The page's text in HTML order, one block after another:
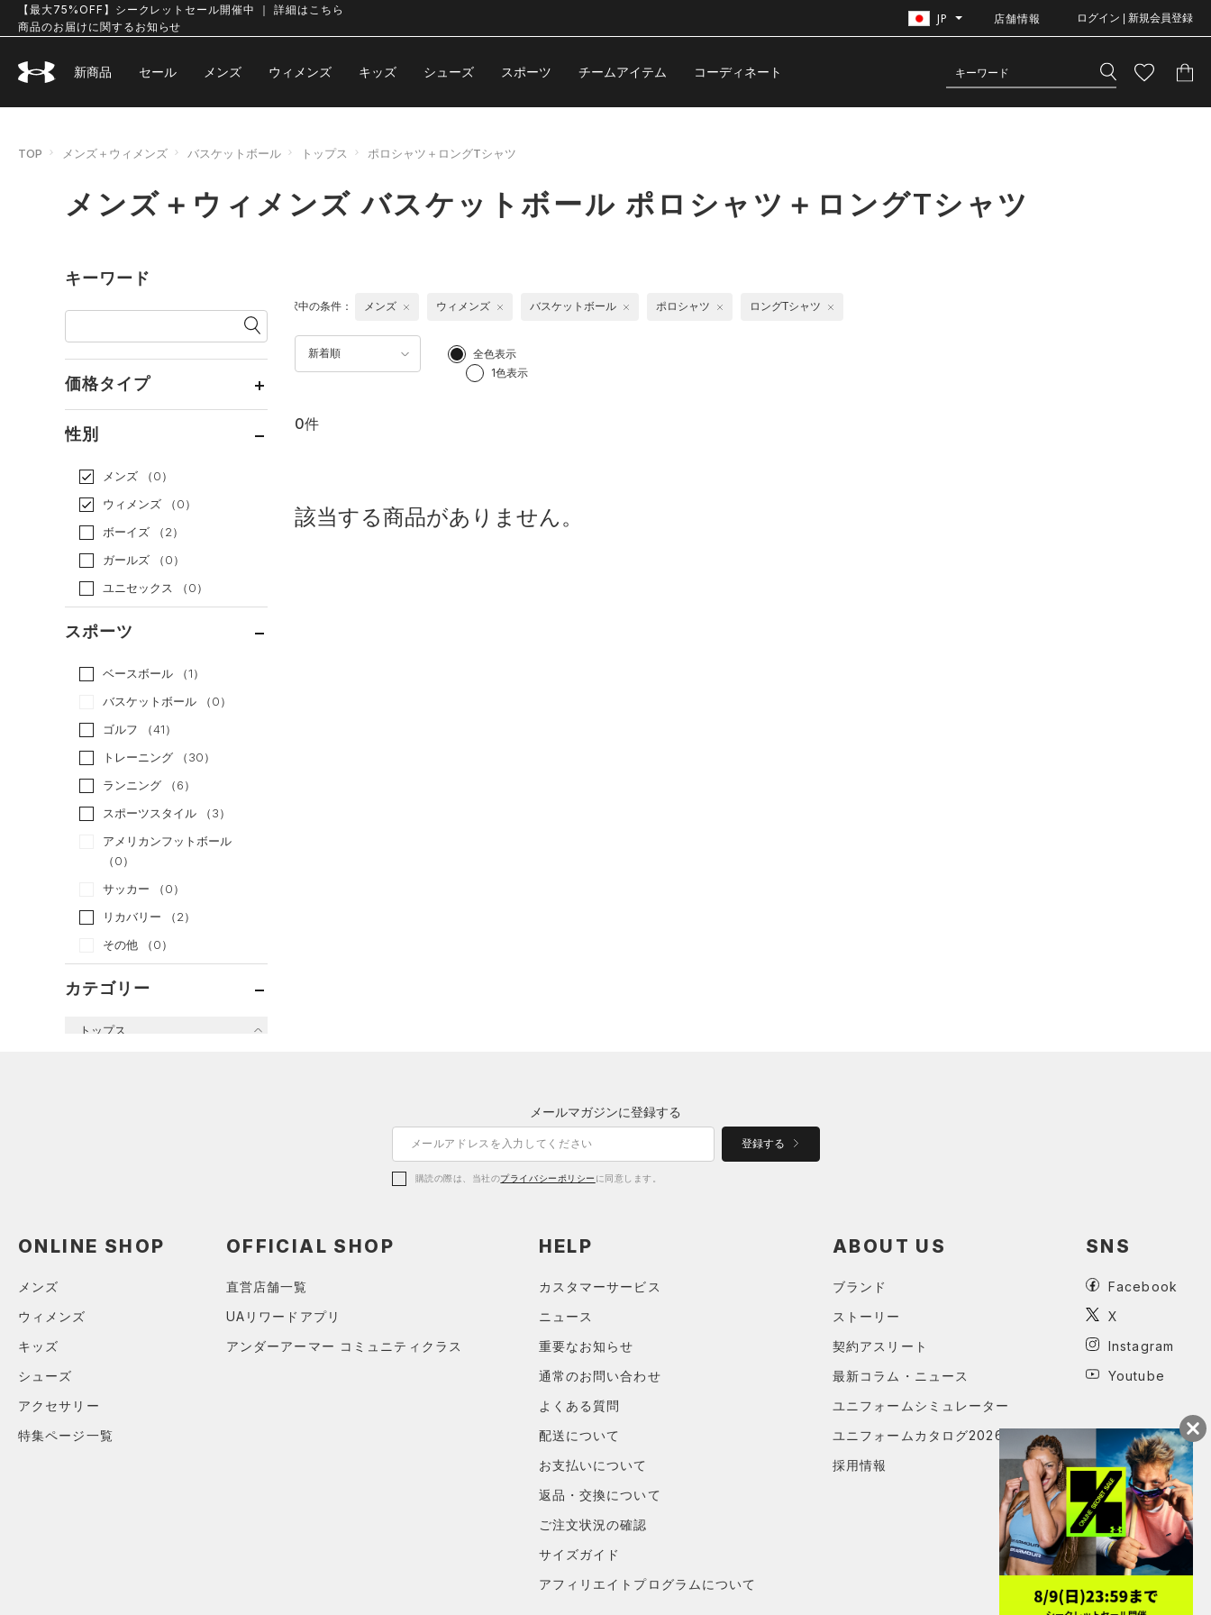
【最大75%OFF】シークレットセール開催中 ｜ 詳細はこちら
商品のお届けに関するお知らせ
JP 店舗情報 ログイン | 新規会員登録
新商品 セール メンズ ウィメンズ キッズ シューズ スポーツ チームアイテム コーディネート
TOP メンズ＋ウィメンズ バスケットボール トップス ポロシャツ＋ロングTシャツ
メンズ＋ウィメンズ バスケットボール ポロシャツ＋ロングTシャツ
キーワード
価格タイプ
性別
メンズ
（0）
ウィメンズ
（0）
ボーイズ
（2）
ガールズ
（0）
ユニセックス
（0）
スポーツ
ベースボール
（1）
バスケットボール
（0）
ゴルフ
（41）
トレーニング
（30）
ランニング
（6）
スポーツスタイル
（3）
アメリカンフットボール
（0）
サッカー
（0）
リカバリー
（2）
その他
（0）
カテゴリー
トップス
パーカー&トレーナー （1）
新着順
全色表示
1色表示
選択中の条件： メンズ ウィメンズ バスケットボール ポロシャツ ロングTシャツ
0件
該当する商品がありません。
メールマガジンに登録する
登録する
購読の際は、当社のプライバシーポリシー に同意します。
ONLINE SHOP
メンズ
ウィメンズ
キッズ
シューズ
アクセサリー
特集ページ一覧
OFFICIAL SHOP
直営店舗一覧
UAリワードアプリ
アンダーアーマー コミュニティクラス
HELP
カスタマーサービス
ニュース
重要なお知らせ
通常のお問い合わせ
よくある質問
配送について
お支払いについて
返品・交換について
ご注文状況の確認
サイズガイド
アフィリエイトプログラムについて
ABOUT US
ブランド
ストーリー
契約アスリート
最新コラム・ニュース
ユニフォームシミュレーター
ユニフォームカタログ2026
採用情報
SNS
Facebook
X
Instagram
Youtube